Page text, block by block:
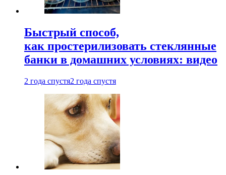
Быстрый способ,
как простерилизовать стеклянные
банки в домашних условиях: видео
2 года спустя2 года спустя